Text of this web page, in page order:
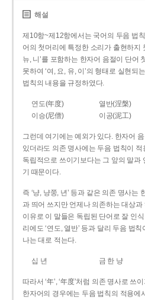
해설
제10항~제12항에서는 국어의 두음 법
어의 첫머리에 특정한 소리가 출현하지
뉴, 니’를 포함하는 한자어 음절이 단어
못하여 ‘여, 요, 유, 이’의 형태로 실현되
법칙의 내용을 규정하였다.
연도(年度) 열반(涅槃)
이승(尼僧)
이공(泥工)
그런데 여기에는 예외가 있다. 한자어 음
있더라도 의존 명사에는 두음 법칙이
독립적으로 쓰이기보다는 그 앞의 말과
기 때문이다.
즉 ‘냥, 냥쭝, 년’ 등과 같은 의존 명사는
과 띄어 쓰지만 언제나 의존하는 대상
이유로 이 말들은 독립된 단어로 잘 인
리에도 ‘연도, 열반’ 등과 달리 두음 법
나는 대로 적는다.
십 년 금 한 냥
따라서 ‘年’, ‘年度’처럼 의존 명사로 쓰
한자어의 경우에는 두음 법칙의 적용에